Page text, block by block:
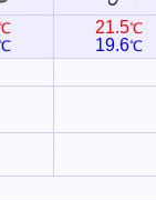
21.5℃
19.6℃